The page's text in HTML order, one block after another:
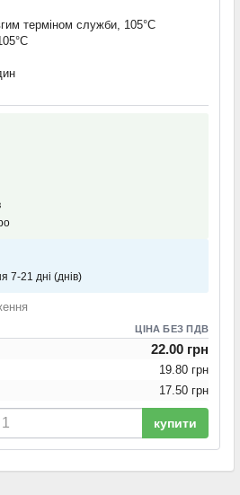
терміном служби, 105°C
7-21 дні (днів)
ЦІНА БЕЗ ПДВ
22.00 грн
19.80 грн
17.50 грн
купити